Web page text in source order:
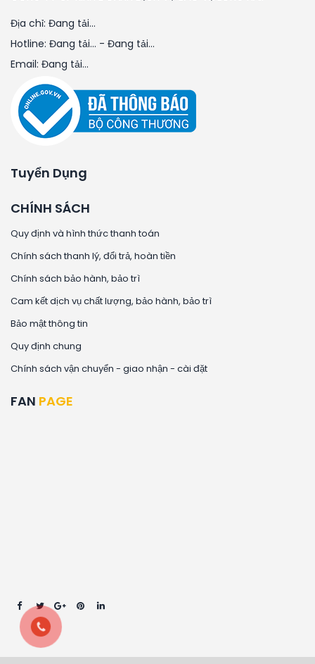
Địa chỉ: Đang tải...
Hotline: Đang tải... - Đang tải...
Email: Đang tải...
Tuyển Dụng
CHÍNH SÁCH
Quy định và hình thức thanh toán
Chính sách thanh lý, đổi trả, hoàn tiền
Chính sách bảo hành, bảo trì
Cam kết dịch vụ chất lượng, bảo hành, bảo trì
Bảo mật thông tin
Quy định chung
Chính sách vận chuyển - giao nhận - cài đặt
FAN PAGE